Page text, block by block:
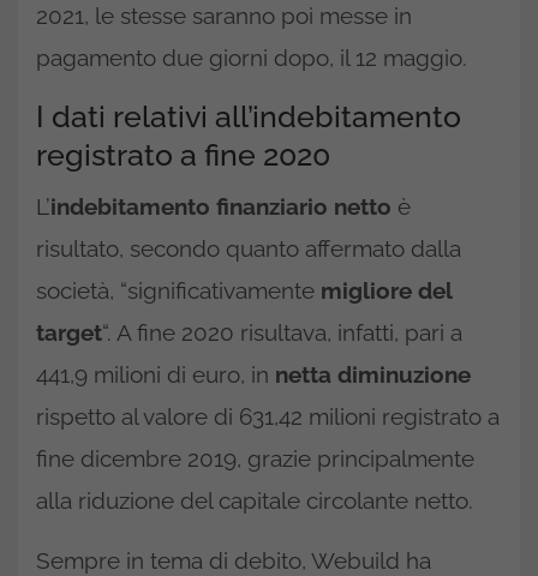
2021, le stesse saranno poi messe in
pagamento due giorni dopo, il 12 maggio.
I dati relativi all’indebitamento
registrato a fine 2020
L’indebitamento finanziario netto è
risultato, secondo quanto affermato dalla
società, “significativamente migliore del
target“. A fine 2020 risultava, infatti, pari a
441,9 milioni di euro, in netta diminuzione
rispetto al valore di 631,42 milioni registrato a
fine dicembre 2019, grazie principalmente
alla riduzione del capitale circolante netto.
Sempre in tema di debito, Webuild ha